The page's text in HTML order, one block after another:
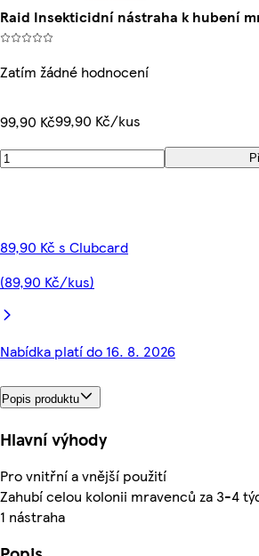
Raid Insekticidní nástraha k hubení
Zatím žádné hodnocení
99,90 Kč99,90 Kč/kus
89,90 Kč s Clubcard
(89,90 Kč/kus)
Nabídka platí do 16. 8. 2026
Popis produktu
Hlavní výhody
Pro vnitřní a vnější použití
Zahubí celou kolonii mravenců za 3-4
1 nástraha